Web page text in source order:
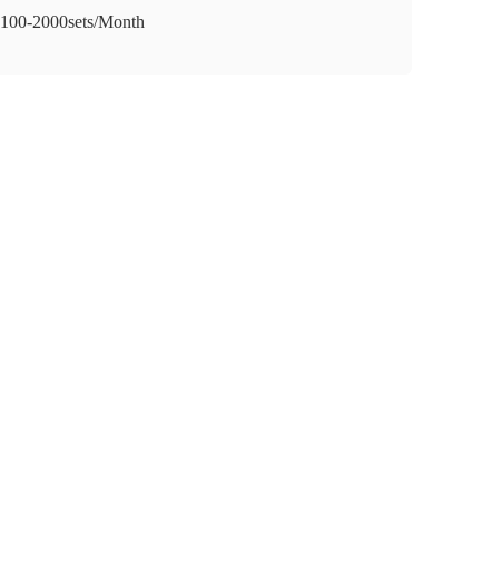
100-2000sets/Month